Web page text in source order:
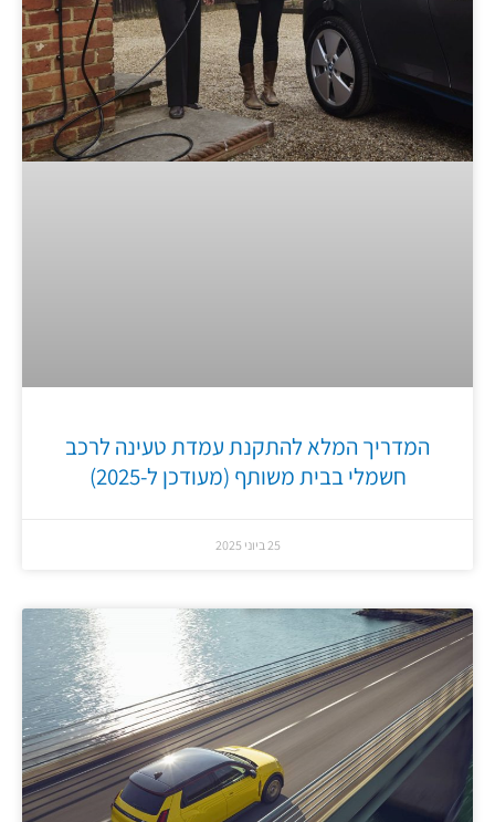
המדריך המלא להתקנת עמדת טעינה לרכב
חשמלי בבית משותף (מעודכן ל-2025)
25 ביוני 2025